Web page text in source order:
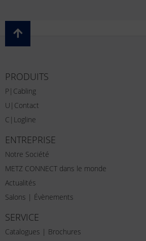
PRODUITS
P|Cabling
U|Contact
C|Logline
ENTREPRISE
Notre Société
METZ CONNECT dans le monde
Actualités
Salons | Évènements
SERVICE
Catalogues | Brochures